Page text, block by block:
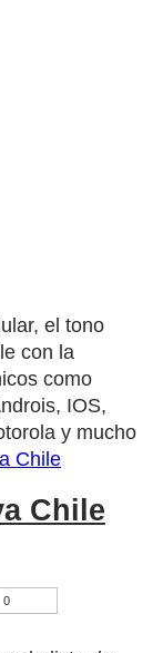
el tono
con la
como
IOS,
y mucho
Chile
Chile
0